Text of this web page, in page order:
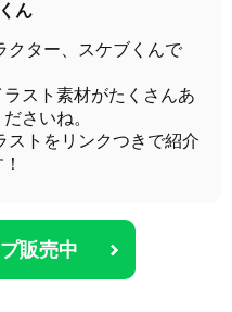
ん
クター、スケブくんで
スト素材がたくさんあ
さいね。
ストをリンクつきで紹介
販売中